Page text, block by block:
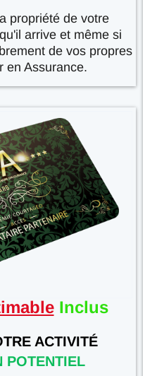
propriété de votre
arrive et même si
de vos propres
en Assurance.
ACTIVITÉ
POTENTIEL
Inclus